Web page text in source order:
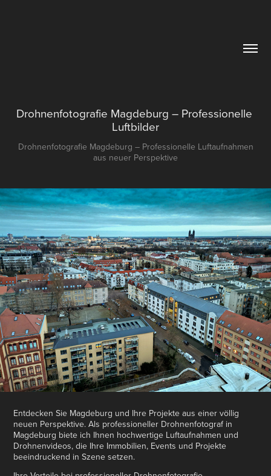
Drohnenfotografie Magdeburg – Professionelle
Luftbilder
Drohnenfotografie Magdeburg – Professionelle Luftaufnahmen
aus neuer Perspektive
Entdecken Sie Magdeburg und Ihre Projekte aus einer völlig
neuen Perspektive. Als professioneller Drohnenfotograf in
Magdeburg biete ich Ihnen hochwertige Luftaufnahmen und
Drohnenvideos, die Ihre Immobilien, Events und Projekte
beeindruckend in Szene setzen.